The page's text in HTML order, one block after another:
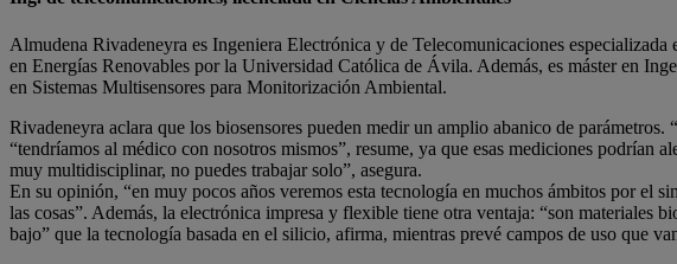
Almudena Rivadeneyra es Ingeniera Electrónica y de Telecomunicaciones
en Energías Renovables por la Universidad Católica de Ávila. Además, es máster en
en Sistemas Multisensores para Monitorización Ambiental.
Rivadeneyra aclara que los biosensores pueden medir un amplio abanico de
“tendríamos al médico con nosotros mismos”, resume, ya que esas mediciones podrían
muy multidisciplinar, no puedes trabajar solo”, asegura.
En su opinión, “en muy pocos años veremos esta tecnología en muchos ámbitos por el
las cosas”. Además, la electrónica impresa y flexible tiene otra ventaja: “son materiales
bajo” que la tecnología basada en el silicio, afirma, mientras prevé campos de uso que